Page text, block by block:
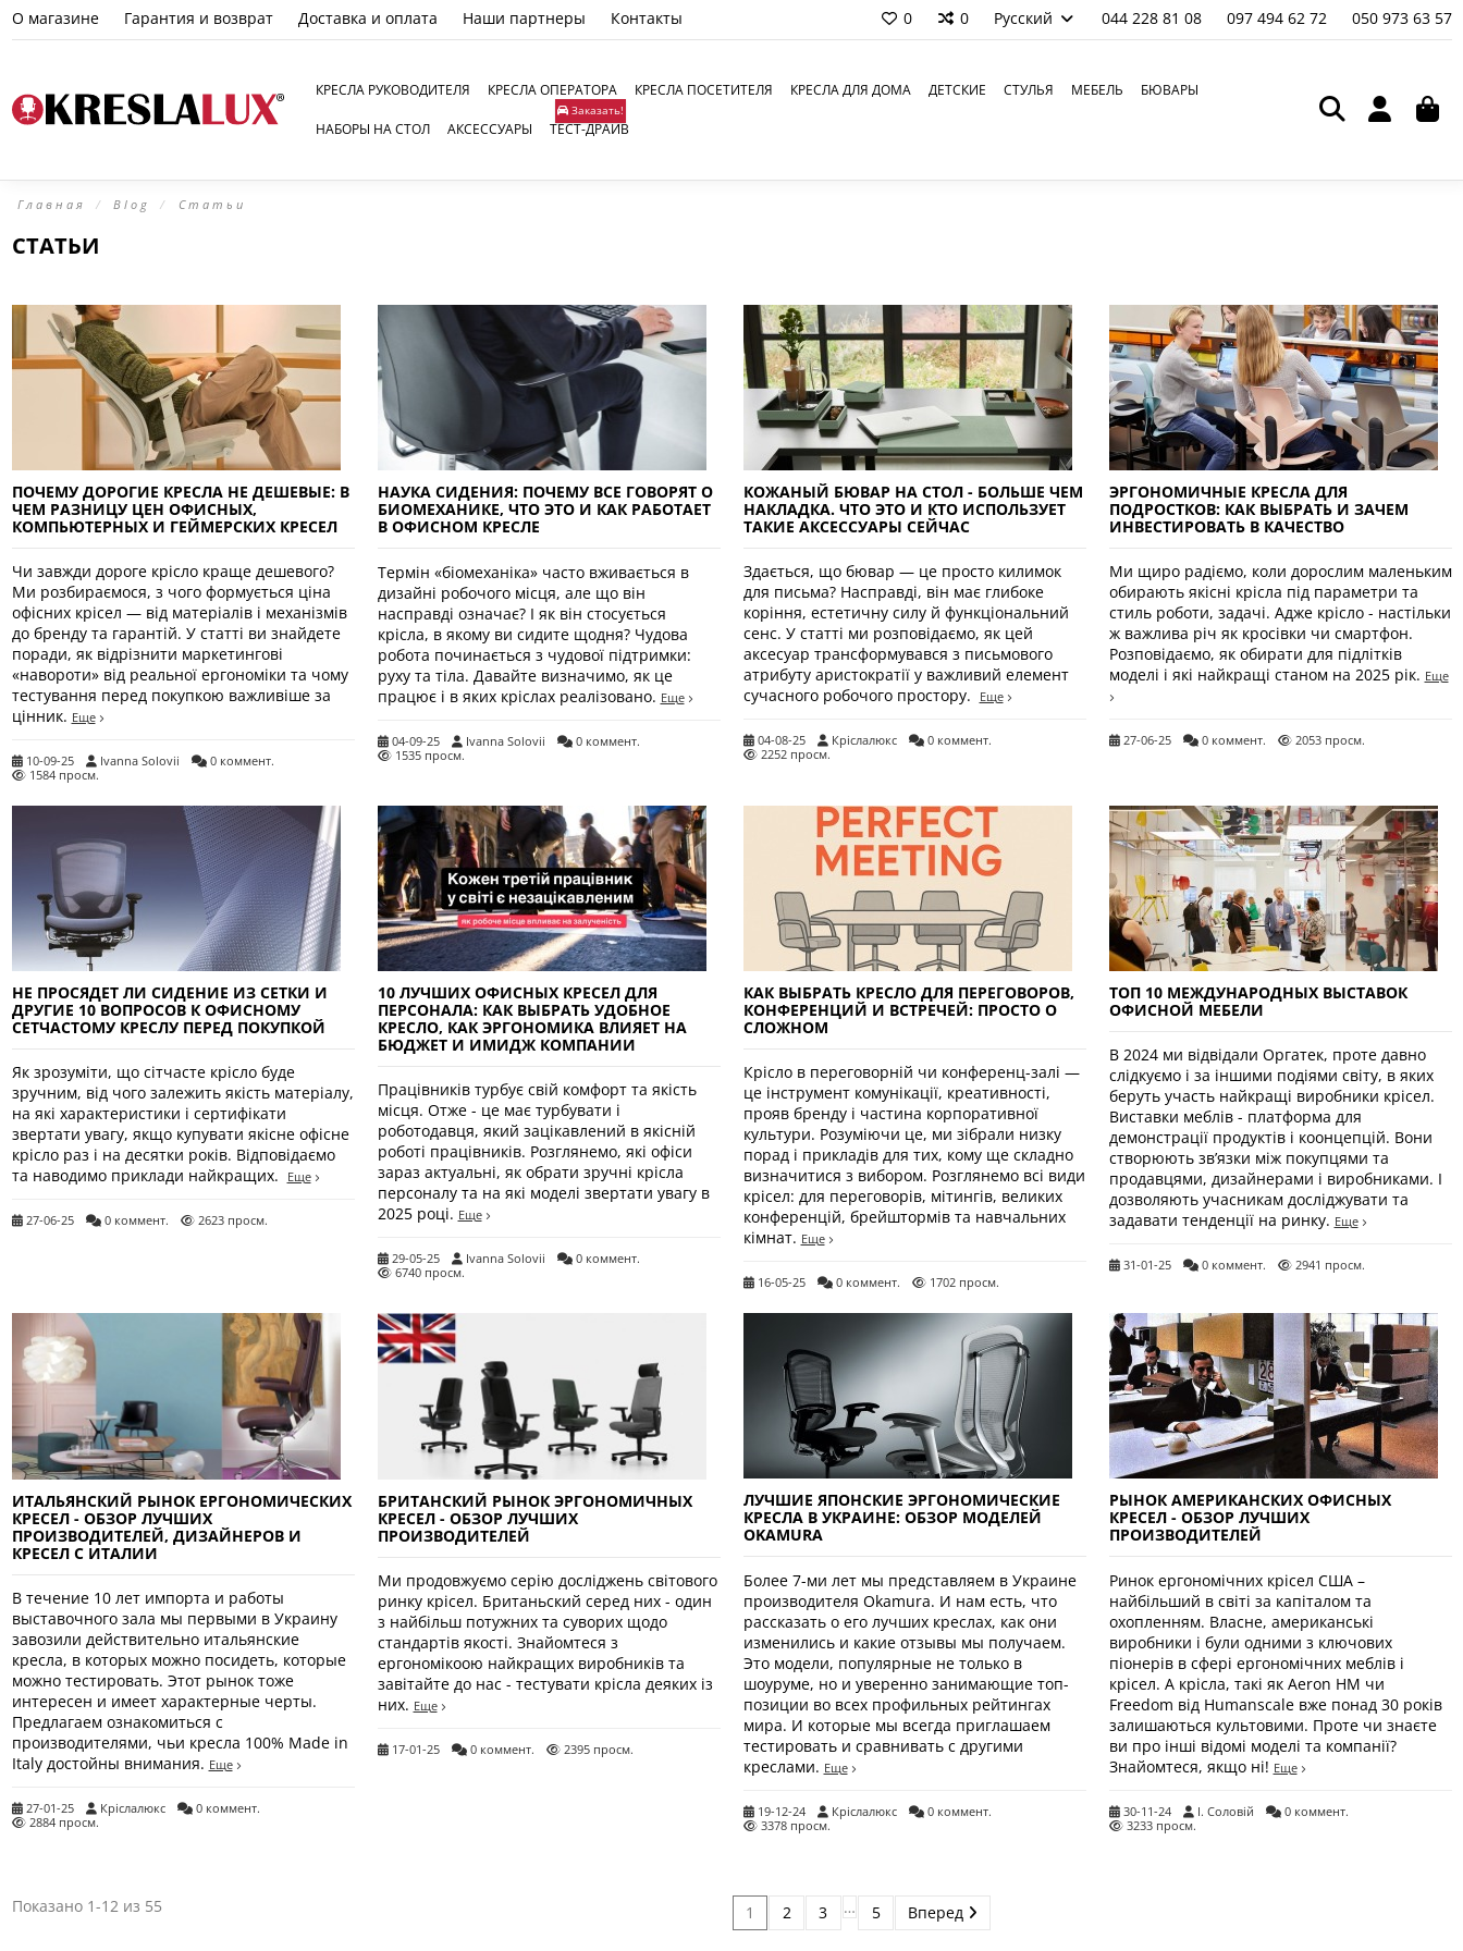
О магазине Гарантия и возврат Доставка и оплата Наши партнеры Контакты 0 0 Русский 044 228 81 08 097 494 62 72 050 973 63 57
КРЕСЛА РУКОВОДИТЕЛЯ КРЕСЛА ОПЕРАТОРА КРЕСЛА ПОСЕТИТЕЛЯ КРЕСЛА ДЛЯ ДОМА ДЕТСКИЕ СТУЛЬЯ МЕБЕЛЬ БЮВАРЫ
НАБОРЫ НА СТОЛ АКСЕССУАРЫ ТЕСТ-ДРАЙВ
Заказать!
Главная Blog Статьи
СТАТЬИ
ПОЧЕМУ ДОРОГИЕ КРЕСЛА НЕ ДЕШЕВЫЕ: В
ЧЕМ РАЗНИЦУ ЦЕН ОФИСНЫХ,
КОМПЬЮТЕРНЫХ И ГЕЙМЕРСКИХ КРЕСЕЛ
Чи завжди дороге крісло краще дешевого?
Ми розбираємося, з чого формується ціна
офісних крісел — від матеріалів і механізмів
до бренду та гарантій. У статті ви знайдете
поради, як відрізнити маркетингові
«навороти» від реальної ергономіки та чому
тестування перед покупкою важливіше за
цінник. Еще
10-09-25 Ivanna Solovii
0 коммент.
1584 просм.
НАУКА СИДЕНИЯ: ПОЧЕМУ ВСЕ ГОВОРЯТ О
БИОМЕХАНИКЕ, ЧТО ЭТО И КАК РАБОТАЕТ
В ОФИСНОМ КРЕСЛЕ
Термін «біомеханіка» часто вживається в
дизайні робочого місця, але що він
насправді означає? І як він стосується
крісла, в якому ви сидите щодня? Чудова
робота починається з чудової підтримки:
руху та тіла. Давайте визначимо, як це
працює і в яких кріслах реалізовано. Еще
04-09-25 Ivanna Solovii
0 коммент.
1535 просм.
КОЖАНЫЙ БЮВАР НА СТОЛ - БОЛЬШЕ ЧЕМ
НАКЛАДКА. ЧТО ЭТО И КТО ИСПОЛЬЗУЕТ
ТАКИЕ АКСЕССУАРЫ СЕЙЧАС
Здається, що бювар — це просто килимок
для письма? Насправді, він має глибоке
коріння, естетичну силу й функціональний
сенс. У статті ми розповідаємо, як цей
аксесуар трансформувався з письмового
атрибуту аристократії у важливий елемент
сучасного робочого простору.
Еще
04-08-25 Кріслалюкс
0 коммент.
2252 просм.
ЭРГОНОМИЧНЫЕ КРЕСЛА ДЛЯ
ПОДРОСТКОВ: КАК ВЫБРАТЬ И ЗАЧЕМ
ИНВЕСТИРОВАТЬ В КАЧЕСТВО
Ми щиро радіємо, коли дорослим маленьким
обирають якісні крісла під параметри та
стиль роботи, задачі. Адже крісло - настільки
ж важлива річ як кросівки чи смартфон.
Розповідаємо, як обирати для підлітків
моделі і які найкращі станом на 2025 рік. Еще
27-06-25 0 коммент. 2053 просм.
НЕ ПРОСЯДЕТ ЛИ СИДЕНИЕ ИЗ СЕТКИ И
ДРУГИЕ 10 ВОПРОСОВ К ОФИСНОМУ
СЕТЧАСТОМУ КРЕСЛУ ПЕРЕД ПОКУПКОЙ
Як зрозуміти, що сітчасте крісло буде
зручним, від чого залежить якість матеріалу,
на які характеристики і сертифікати
звертати увагу, якщо купувати якісне офісне
крісло раз і на десятки років. Відповідаємо
та наводимо приклади найкращих.
Еще
27-06-25 0 коммент. 2623 просм.
10 ЛУЧШИХ ОФИСНЫХ КРЕСЕЛ ДЛЯ
ПЕРСОНАЛА: КАК ВЫБРАТЬ УДОБНОЕ
КРЕСЛО, КАК ЭРГОНОМИКА ВЛИЯЕТ НА
БЮДЖЕТ И ИМИДЖ КОМПАНИИ
Працівників турбує свій комфорт та якість
місця. Отже - це має турбувати і
роботодавця, який зацікавлений в якісній
роботі працівників. Розглянемо, які офіси
зараз актуальні, як обрати зручні крісла
персоналу та на які моделі звертати увагу в
2025 році. Еще
29-05-25 Ivanna Solovii
0 коммент.
6740 просм.
КАК ВЫБРАТЬ КРЕСЛО ДЛЯ ПЕРЕГОВОРОВ,
КОНФЕРЕНЦИЙ И ВСТРЕЧЕЙ: ПРОСТО О
СЛОЖНОМ
Крісло в переговорній чи конференц-залі —
це інструмент комунікації, креативності,
прояв бренду і частина корпоративної
культури. Розуміючи це, ми зібрали низку
порад і прикладів для тих, кому ще складно
визначитися з вибором. Розглянемо всі види
крісел: для переговорів, мітингів, великих
конференцій, брейштормів та навчальних
кімнат. Еще
16-05-25 0 коммент. 1702 просм.
ТОП 10 МЕЖДУНАРОДНЫХ ВЫСТАВОК
ОФИСНОЙ МЕБЕЛИ
В 2024 ми відвідали Оргатек, проте давно
слідкуємо і за іншими подіями світу, в яких
беруть участь найкращі виробники крісел.
Виставки меблів - платформа для
демонстрації продуктів і коонцепцій. Вони
створюють зв’язки між покупцями та
продавцями, дизайнерами і виробниками. І
дозволяють учасникам досліджувати та
задавати тенденції на ринку. Еще
31-01-25 0 коммент. 2941 просм.
ИТАЛЬЯНСКИЙ РЫНОК ЕРГОНОМИЧЕСКИХ
КРЕСЕЛ - ОБЗОР ЛУЧШИХ
ПРОИЗВОДИТЕЛЕЙ, ДИЗАЙНЕРОВ И
КРЕСЕЛ С ИТАЛИИ
В течение 10 лет импорта и работы
выставочного зала мы первыми в Украину
завозили действительно итальянские
кресла, в которых можно посидеть, которые
можно тестировать. Этот рынок тоже
интересен и имеет характерные черты.
Предлагаем ознакомиться с
производителями, чьи кресла 100% Made in
Italy достойны внимания. Еще
27-01-25 Кріслалюкс
0 коммент.
2884 просм.
БРИТАНСКИЙ РЫНОК ЭРГОНОМИЧНЫХ
КРЕСЕЛ - ОБЗОР ЛУЧШИХ
ПРОИЗВОДИТЕЛЕЙ
Ми продовжуємо серію досліджень світового
ринку крісел. Британьский серед них - один
з найбільш потужних та суворих щодо
стандартів якості. Знайомтеся з
ергономікоою найкращих виробників та
завітайте до нас - тестувати крісла деяких із
них. Еще
17-01-25 0 коммент. 2395 просм.
ЛУЧШИЕ ЯПОНСКИЕ ЭРГОНОМИЧЕСКИЕ
КРЕСЛА В УКРАИНЕ: ОБЗОР МОДЕЛЕЙ
OKAMURA
Более 7-ми лет мы представляем в Украине
производителя Okamura. И нам есть, что
рассказать о его лучших креслах, как они
изменились и какие отзывы мы получаем.
Это модели, популярные не только в
шоуруме, но и уверенно занимающие топ-
позиции во всех профильных рейтингах
мира. И которые мы всегда приглашаем
тестировать и сравнивать с другими
креслами. Еще
19-12-24 Кріслалюкс
0 коммент.
3378 просм.
РЫНОК АМЕРИКАНСКИХ ОФИСНЫХ
КРЕСЕЛ - ОБЗОР ЛУЧШИХ
ПРОИЗВОДИТЕЛЕЙ
Ринок ергономічних крісел США –
найбільший в світі за капіталом та
охопленням. Власне, американські
виробники і були одними з ключових
піонерів в сфері ергономічних меблів і
крісел. А крісла, такі як Aeron HM чи
Freedom від Humanscale вже понад 30 років
залишаються культовими. Проте чи знаєте
ви про інші відомі моделі та компанії?
Знайомтеся, якщо ні! Еще
30-11-24 І. Соловій
0 коммент.
3233 просм.
Показано 1-12 из 55 1 2 3 … 5 Вперед